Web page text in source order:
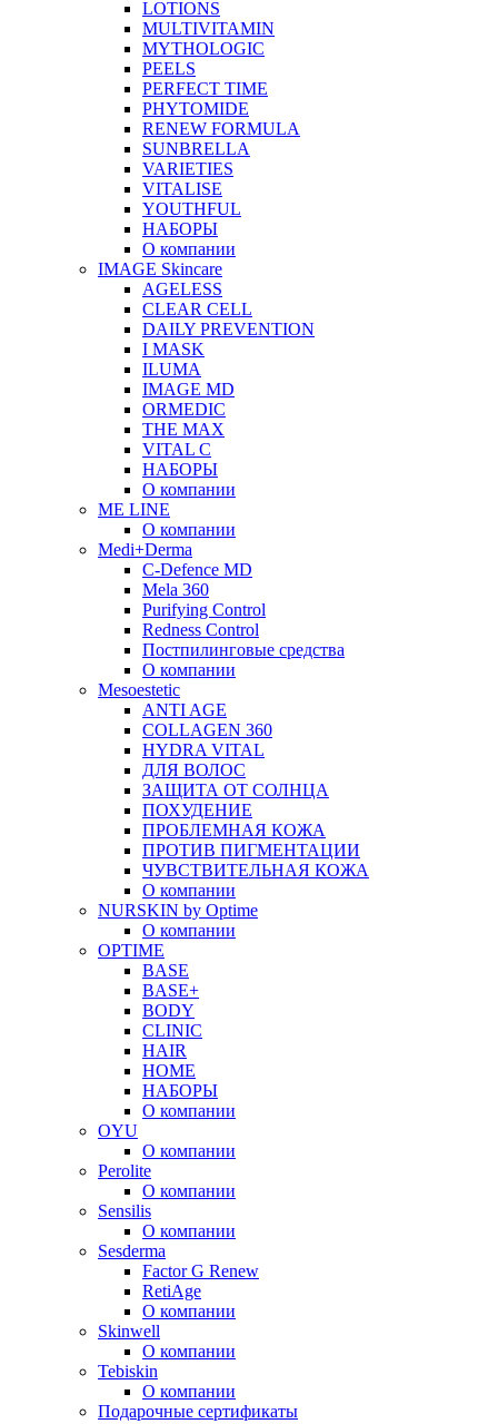
LOTIONS
MULTIVITAMIN
MYTHOLOGIC
PEELS
PERFECT TIME
PHYTOMIDE
RENEW FORMULA
SUNBRELLA
VARIETIES
VITALISE
YOUTHFUL
НАБОРЫ
О компании
IMAGE Skincare
AGELESS
CLEAR CELL
DAILY PREVENTION
I MASK
ILUMA
IMAGE MD
ORMEDIC
THE MAX
VITAL C
НАБОРЫ
О компании
ME LINE
О компании
Medi+Derma
C-Defence MD
Mela 360
Purifying Control
Redness Control
Постпилинговые средства
О компании
Mesoestetic
ANTI AGE
COLLAGEN 360
HYDRA VITAL
ДЛЯ ВОЛОС
ЗАЩИТА ОТ СОЛНЦА
ПОХУДЕНИЕ
ПРОБЛЕМНАЯ КОЖА
ПРОТИВ ПИГМЕНТАЦИИ
ЧУВСТВИТЕЛЬНАЯ КОЖА
О компании
NURSKIN by Optime
О компании
OPTIME
BASE
BASE+
BODY
CLINIC
HAIR
HOME
НАБОРЫ
О компании
OYU
О компании
Perolite
О компании
Sensilis
О компании
Sesderma
Factor G Renew
RetiAge
О компании
Skinwell
О компании
Tebiskin
О компании
Подарочные сертификаты